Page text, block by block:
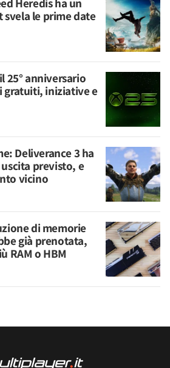
svela le prime date
25° anniversario
gratuiti, iniziative e
Deliverance 3 ha
previsto, e
vicino
di memorie
già prenotata,
RAM o HBM